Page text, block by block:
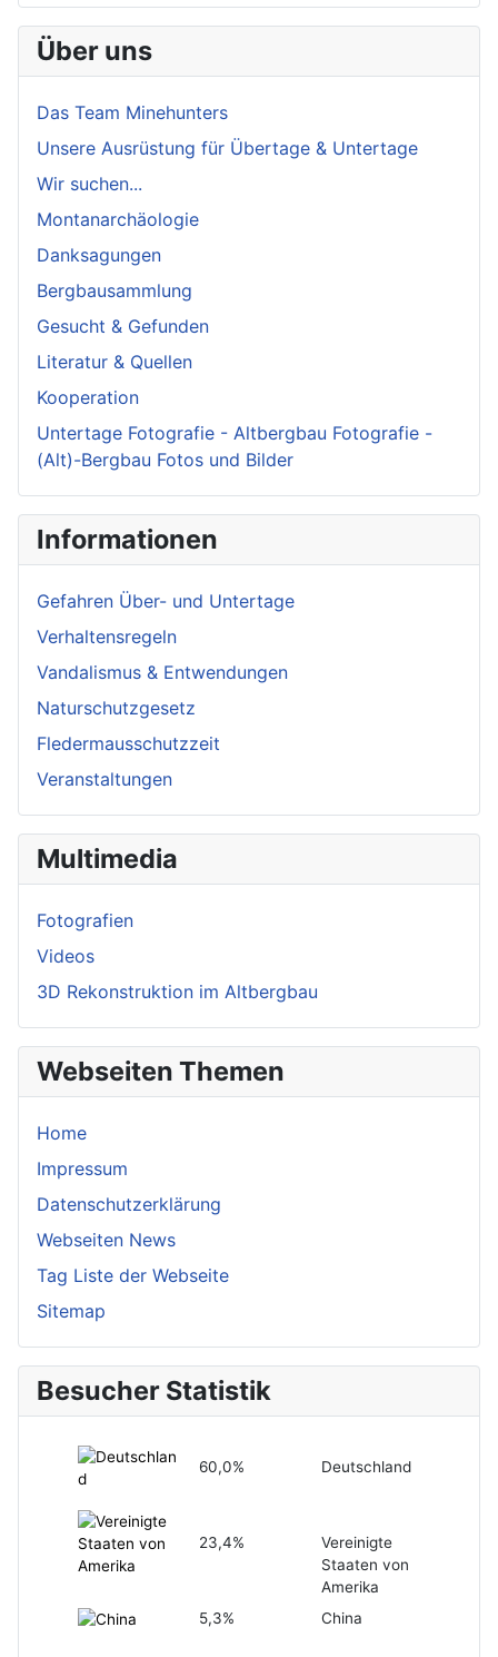
Über uns
Das Team Minehunters
Unsere Ausrüstung für Übertage & Untertage
Wir suchen...
Montanarchäologie
Danksagungen
Bergbausammlung
Gesucht & Gefunden
Literatur & Quellen
Kooperation
Untertage Fotografie - Altbergbau Fotografie -
(Alt)-Bergbau Fotos und Bilder
Informationen
Gefahren Über- und Untertage
Verhaltensregeln
Vandalismus & Entwendungen
Naturschutzgesetz
Fledermausschutzzeit
Veranstaltungen
Multimedia
Fotografien
Videos
3D Rekonstruktion im Altbergbau
Webseiten Themen
Home
Impressum
Datenschutzerklärung
Webseiten News
Tag Liste der Webseite
Sitemap
Besucher Statistik
60,0% Deutschland
23,4%
Vereinigte
Staaten von
Amerika
5,3%
China